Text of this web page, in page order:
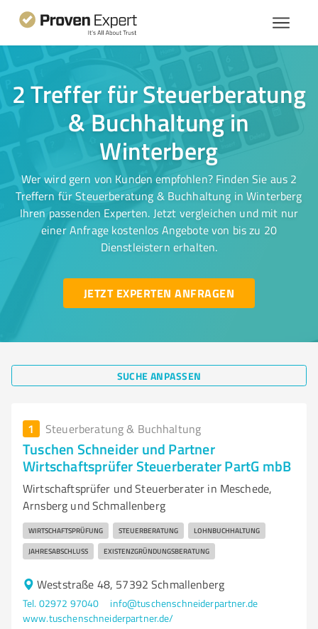
2 Treffer für Steuerberatung
& Buchhaltung in
Winterberg
Wer wird gern von Kunden empfohlen? Finden Sie aus 2
Treffern für Steuerberatung & Buchhaltung in Winterberg
Ihren passenden Experten. Jetzt vergleichen und mit nur
einer Anfrage kostenlos Angebote von bis zu 20
Dienstleistern erhalten.
JETZT EXPERTEN ANFRAGEN
SUCHE ANPASSEN
1 Steuerberatung & Buchhaltung
Tuschen Schneider und Partner
Wirtschaftsprüfer Steuerberater PartG mbB
Wirtschaftsprüfer und Steuerberater in Meschede,
Arnsberg und Schmallenberg
WIRTSCHAFTSPRÜFUNG STEUERBERATUNG LOHNBUCHHALTUNG
JAHRESABSCHLUSS EXISTENZGRÜNDUNGSBERATUNG
Weststraße 48, 57392 Schmallenberg
Tel. 02972 97040
info@tuschenschneiderpartner.de
www.tuschenschneiderpartner.de/